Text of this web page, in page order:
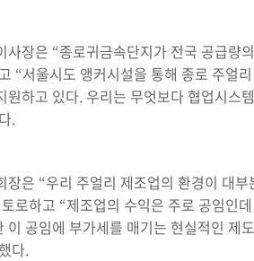
사장은 “종로귀금속단지가 전국 공급량
“서울시도 앵커시설을 통해 종로 주얼
원하고 있다. 우리는 무엇보다 협업시스
.
장은 “우리 주얼리 제조업의 환경이 대부
로하고 “제조업의 수익은 주로 공임인데
이 공임에 부가세를 매기는 현실적인 제
다.